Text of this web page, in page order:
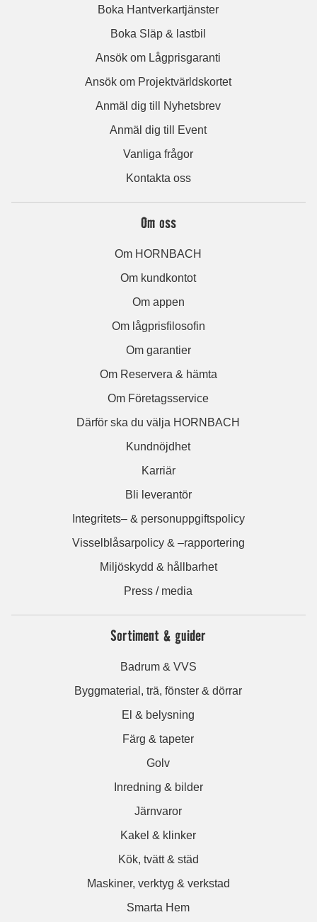
Boka Hantverkartjänster
Boka Släp & lastbil
Ansök om Lågprisgaranti
Ansök om Projektvärldskortet
Anmäl dig till Nyhetsbrev
Anmäl dig till Event
Vanliga frågor
Kontakta oss
Om oss
Om HORNBACH
Om kundkontot
Om appen
Om lågprisfilosofin
Om garantier
Om Reservera & hämta
Om Företagsservice
Därför ska du välja HORNBACH
Kundnöjdhet
Karriär
Bli leverantör
Integritets– & personuppgiftspolicy
Visselblåsarpolicy & –rapportering
Miljöskydd & hållbarhet
Press / media
Sortiment & guider
Badrum & VVS
Byggmaterial, trä, fönster & dörrar
El & belysning
Färg & tapeter
Golv
Inredning & bilder
Järnvaror
Kakel & klinker
Kök, tvätt & städ
Maskiner, verktyg & verkstad
Smarta Hem